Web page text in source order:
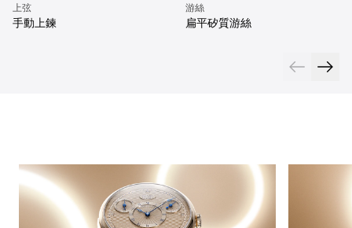
上弦
手動上鍊
游絲
扁平矽質游絲